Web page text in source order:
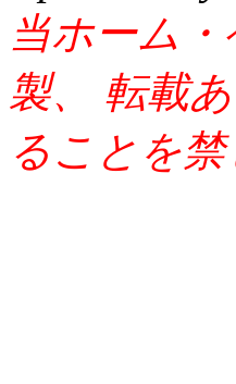
当ホーム
製、 転載
ることを禁